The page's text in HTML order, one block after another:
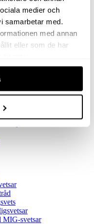
medier och
samarbetar med.
med annan
eller som de har
MIG-svetsar